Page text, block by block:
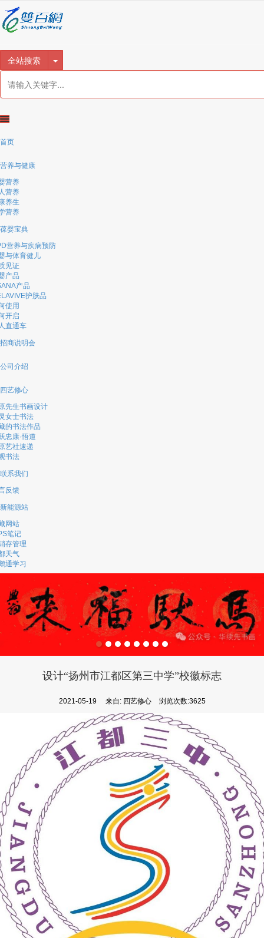
全站搜索
首页
营养与健康
营养
营养
养生
营养
葆婴宝典
营养与疾病预防
与体育健儿
见证
产品
产品
护肤品
使用
开启
直通车
招商说明会
公司介绍
四艺修心
先生书画设计
女士书法
的书法作品
忠康·悟道
艺社速递
书法
联系我们
反馈
新能源站
网站
笔记
存管理
天气
通学习
设计“扬州市江都区第三中学”校徽标志
2021-05-19 来自: 四艺修心 浏览次数:3625